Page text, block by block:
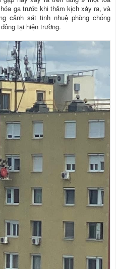
ga trước khi thảm kịch xảy ra, và
cảnh sát tinh nhuệ phòng chống
tại hiện trường.